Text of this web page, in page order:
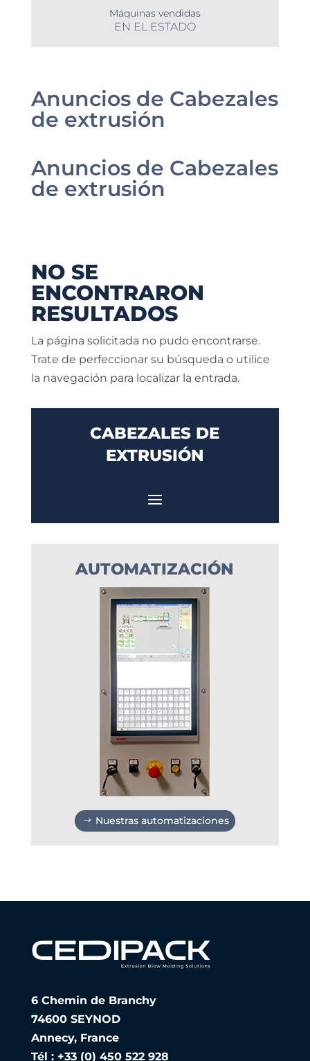
Máquinas vendidas
EN EL ESTADO
Anuncios de Cabezales
de extrusión
Anuncios de Cabezales
de extrusión
NO SE
ENCONTRARON
RESULTADOS
La página solicitada no pudo encontrarse.
Trate de perfeccionar su búsqueda o utilice
la navegación para localizar la entrada.
CABEZALES DE
EXTRUSIÓN
AUTOMATIZACIÓN
Nuestras automatizaciones
6 Chemin de Branchy
74600 SEYNOD
Annecy, France
Tél : +33 (0) 450 522 928